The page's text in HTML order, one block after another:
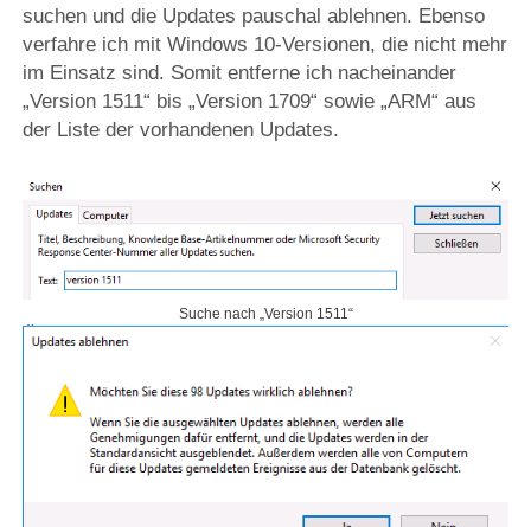
suchen und die Updates pauschal ablehnen. Ebenso
verfahre ich mit Windows 10-Versionen, die nicht mehr
im Einsatz sind. Somit entferne ich nacheinander
„Version 1511“ bis „Version 1709“ sowie „ARM“ aus
der Liste der vorhandenen Updates.
Suche nach „Version 1511“